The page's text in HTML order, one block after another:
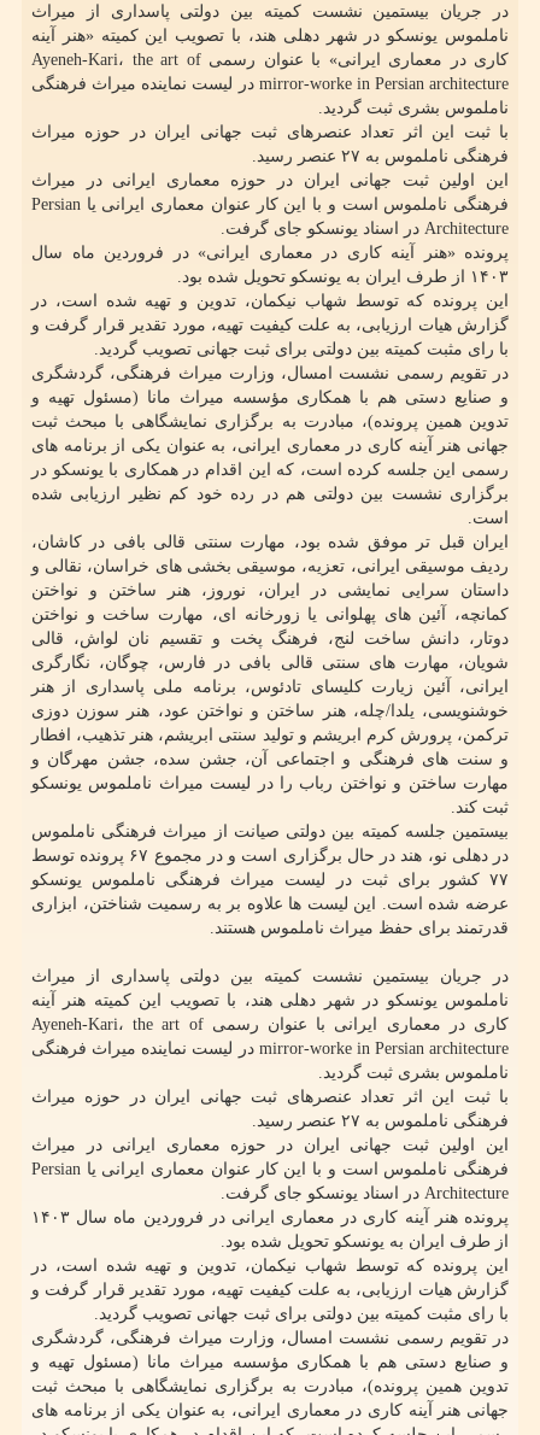
در جریان بیستمین نشست کمیته بین دولتی پاسداری از میراث
ناملموس یونسکو در شهر دهلی هند، با تصویب این کمیته «هنر آینه
کاری در معماری ایرانی» با عنوان رسمی Ayeneh-Kari، the art of
mirror-worke in Persian architecture در لیست نماینده میراث فرهنگی
ناملموس بشری ثبت گردید.
با ثبت این اثر تعداد عنصرهای ثبت جهانی ایران در حوزه میراث
فرهنگی ناملموس به ۲۷ عنصر رسید.
این اولین ثبت جهانی ایران در حوزه معماری ایرانی در میراث
فرهنگی ناملموس است و با این کار عنوان معماری ایرانی یا Persian
Architecture در اسناد یونسکو جای گرفت.
پرونده «هنر آینه کاری در معماری ایرانی» در فروردین ماه سال
۱۴۰۳ از طرف ایران به یونسکو تحویل شده بود.
این پرونده که توسط شهاب نیکمان، تدوین و تهیه شده است، در
گزارش هیات ارزیابی، به علت کیفیت تهیه، مورد تقدیر قرار گرفت و
با رای مثبت کمیته بین دولتی برای ثبت جهانی تصویب گردید.
در تقویم رسمی نشست امسال، وزارت میراث فرهنگی، گردشگری
و صنایع دستی هم با همکاری مؤسسه میراث مانا (مسئول تهیه و
تدوین همین پرونده)، مبادرت به برگزاری نمایشگاهی با مبحث ثبت
جهانی هنر آینه کاری در معماری ایرانی، به عنوان یکی از برنامه های
رسمی این جلسه کرده است، که این اقدام در همکاری با یونسکو در
برگزاری نشست بین دولتی هم در رده خود کم نظیر ارزیابی شده
است.
ایران قبل تر موفق شده بود، مهارت سنتی قالی بافی در کاشان،
ردیف موسیقی ایرانی، تعزیه، موسیقی بخشی های خراسان، نقالی و
داستان سرایی نمایشی در ایران، نوروز، هنر ساختن و نواختن
کمانچه، آئین های پهلوانی یا زورخانه ای، مهارت ساخت و نواختن
دوتار، دانش ساخت لنج، فرهنگ پخت و تقسیم نان لواش، قالی
شویان، مهارت های سنتی قالی بافی در فارس، چوگان، نگارگری
ایرانی، آئین زیارت کلیسای تادئوس، برنامه ملی پاسداری از هنر
خوشنویسی، یلدا/چله، هنر ساختن و نواختن عود، هنر سوزن دوزی
ترکمن، پرورش کرم ابریشم و تولید سنتی ابریشم، هنر تذهیب، افطار
و سنت های فرهنگی و اجتماعی آن، جشن سده، جشن مهرگان و
مهارت ساختن و نواختن رباب را در لیست میراث ناملموس یونسکو
ثبت کند.
بیستمین جلسه کمیته بین دولتی صیانت از میراث فرهنگی ناملموس
در دهلی نو، هند در حال برگزاری است و در مجموع ۶۷ پرونده توسط
۷۷ کشور برای ثبت در لیست میراث فرهنگی ناملموس یونسکو
عرضه شده است. این لیست ها علاوه بر به رسمیت شناختن، ابزاری
قدرتمند برای حفظ میراث ناملموس هستند.
در جریان بیستمین نشست کمیته بین دولتی پاسداری از میراث
ناملموس یونسکو در شهر دهلی هند، با تصویب این کمیته هنر آینه
کاری در معماری ایرانی با عنوان رسمی Ayeneh-Kari، the art of
mirror-worke in Persian architecture در لیست نماینده میراث فرهنگی
ناملموس بشری ثبت گردید.
با ثبت این اثر تعداد عنصرهای ثبت جهانی ایران در حوزه میراث
فرهنگی ناملموس به ۲۷ عنصر رسید.
این اولین ثبت جهانی ایران در حوزه معماری ایرانی در میراث
فرهنگی ناملموس است و با این کار عنوان معماری ایرانی یا Persian
Architecture در اسناد یونسکو جای گرفت.
پرونده هنر آینه کاری در معماری ایرانی در فروردین ماه سال ۱۴۰۳
از طرف ایران به یونسکو تحویل شده بود.
این پرونده که توسط شهاب نیکمان، تدوین و تهیه شده است، در
گزارش هیات ارزیابی، به علت کیفیت تهیه، مورد تقدیر قرار گرفت و
با رای مثبت کمیته بین دولتی برای ثبت جهانی تصویب گردید.
در تقویم رسمی نشست امسال، وزارت میراث فرهنگی، گردشگری
و صنایع دستی هم با همکاری مؤسسه میراث مانا (مسئول تهیه و
تدوین همین پرونده)، مبادرت به برگزاری نمایشگاهی با مبحث ثبت
جهانی هنر آینه کاری در معماری ایرانی، به عنوان یکی از برنامه های